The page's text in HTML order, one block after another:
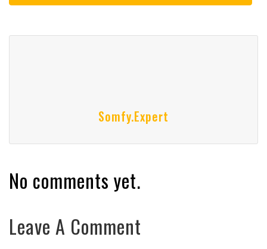
Somfy.expert
No comments yet.
Leave A Comment